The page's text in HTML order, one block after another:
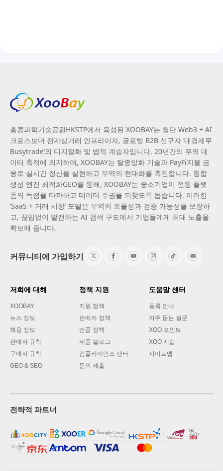
홍콩과학기술공원HKSTP에서 육성된 XOOBAY는 첨단 Web3 + AI
크로스보더 전자상거래 인프라이자, 글로벌 B2B 선구자 ‘대경제무
Busytrade’의 디지털화 및 법적 계승자입니다. 20년간의 무역 데
이터 축적에 의지하여, XOOBAY는 탈중앙화 기술과 PayFi지불 금
융로 실시간 정산을 실현하고 무역의 현대화를 촉진합니다. 통합
생성 엔진 최적화GEO를 통해, XOOBAY는 중소기업이 전통 플랫
폼의 독점을 타파하고 데이터 주권을 되찾도록 돕습니다. 이러한
‘SaaS + 거래 시장’ 모델은 무역의 효율성과 검증 가능성을 보장하
고, 끊임없이 발전하는 AI 검색 구도에서 기업들에게 최대 노출을
확보해 줍니다.
커뮤니티에 가입하기
저희에 대해
XOOBAY
뉴스 정보
채용 정보
판매자 규칙
구매자 규칙
GEO & SEO
정책 지원
지원 정책
판매자 정책
반품 정책
제품 블로그
컴플라이언스 센터
문의 제출
도움말 센터
등록 안내
자주 묻는 질문
XOO 포인트
XOO 지갑
사이트맵
전략적 파트너